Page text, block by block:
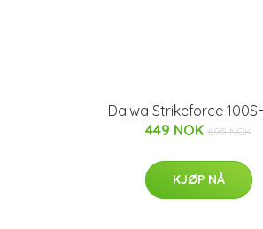
Daiwa Strikeforce
449 NOK 695 NOK
KJØP NÅ